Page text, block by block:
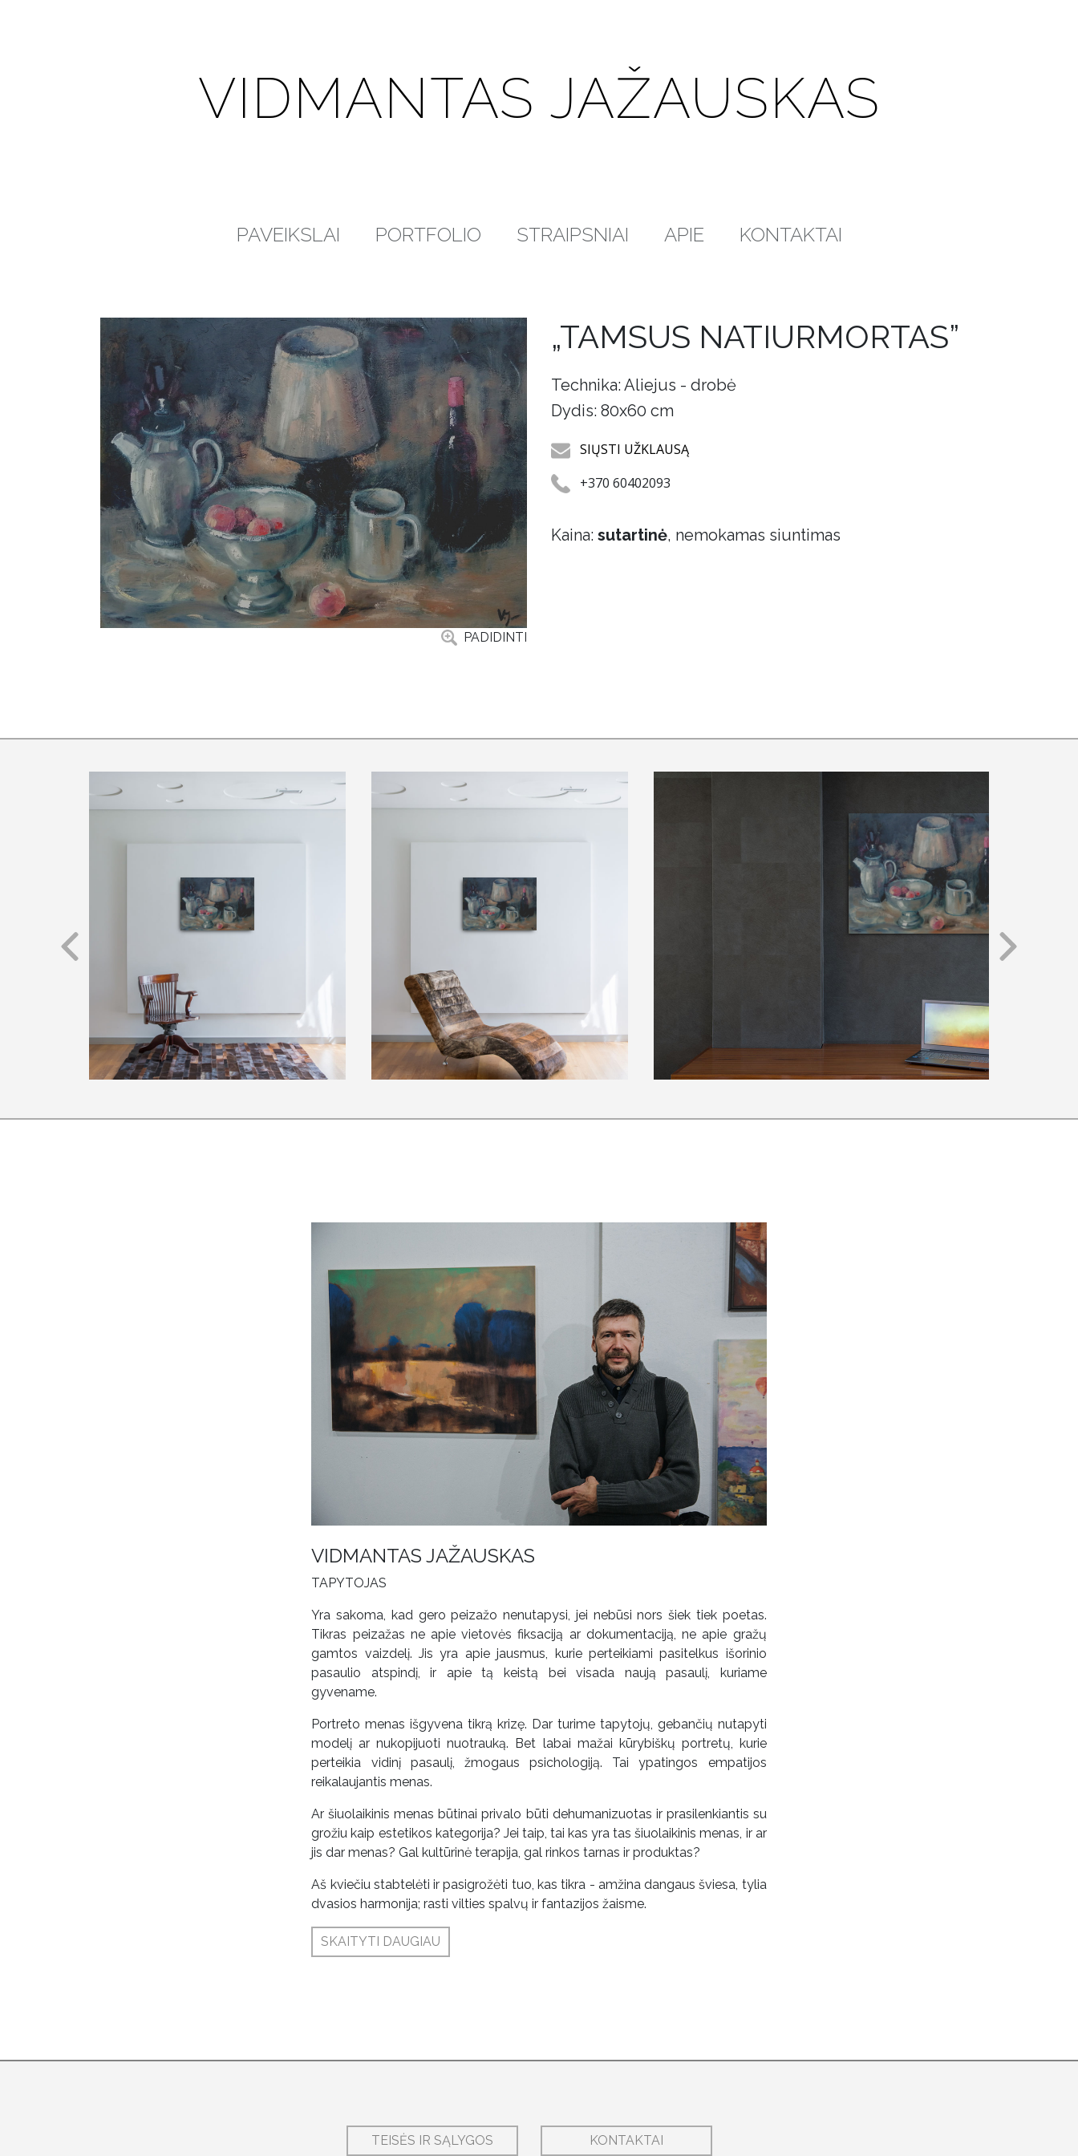
VIDMANTAS JAŽAUSKAS
PAVEIKSLAI PORTFOLIO STRAIPSNIAI APIE KONTAKTAI
PADIDINTI
„TAMSUS NATIURMORTAS”
Technika: Aliejus - drobė
Dydis: 80x60 cm
SIŲSTI UŽKLAUSĄ
+370 60402093
Kaina: sutartinė, nemokamas siuntimas
VIDMANTAS JAŽAUSKAS
TAPYTOJAS
Yra sakoma, kad gero peizažo nenutapysi, jei nebūsi nors šiek tiek poetas.
Tikras peizažas ne apie vietovės fiksaciją ar dokumentaciją, ne apie gražų
gamtos vaizdelį. Jis yra apie jausmus, kurie perteikiami pasitelkus išorinio
pasaulio atspindį, ir apie tą keistą bei visada naują pasaulį, kuriame
gyvename.
Portreto menas išgyvena tikrą krizę. Dar turime tapytojų, gebančių nutapyti
modelį ar nukopijuoti nuotrauką. Bet labai mažai kūrybiškų portretų, kurie
perteikia vidinį pasaulį, žmogaus psichologiją. Tai ypatingos empatijos
reikalaujantis menas.
Ar šiuolaikinis menas būtinai privalo būti dehumanizuotas ir prasilenkiantis su
grožiu kaip estetikos kategorija? Jei taip, tai kas yra tas šiuolaikinis menas, ir ar
jis dar menas? Gal kultūrinė terapija, gal rinkos tarnas ir produktas?
Aš kviečiu stabtelėti ir pasigrožėti tuo, kas tikra - amžina dangaus šviesa, tylia
dvasios harmonija; rasti vilties spalvų ir fantazijos žaisme.
SKAITYTI DAUGIAU
TEISĖS IR SĄLYGOS KONTAKTAI